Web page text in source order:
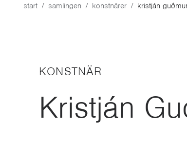
start samlingen konstnärer kristján
KONSTNÄR
Kristján